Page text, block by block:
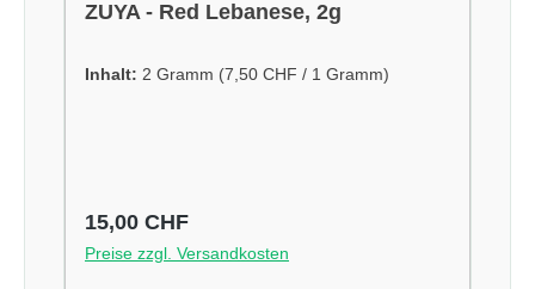
ZUYA - Red Lebanese, 2g
Inhalt: 2 Gramm (7,50 CHF / 1 Gramm)
Regulärer Preis:
15,00 CHF
Preise zzgl. Versandkosten